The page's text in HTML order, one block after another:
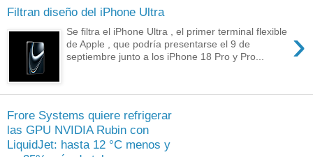
Filtran diseño del iPhone Ultra
›
Se filtra el iPhone Ultra , el primer terminal flexible
de Apple , que podría presentarse el 9 de
septiembre junto a los iPhone 18 Pro y Pro...
Frore Systems quiere refrigerar
las GPU NVIDIA Rubin con
LiquidJet: hasta 12 °C menos y